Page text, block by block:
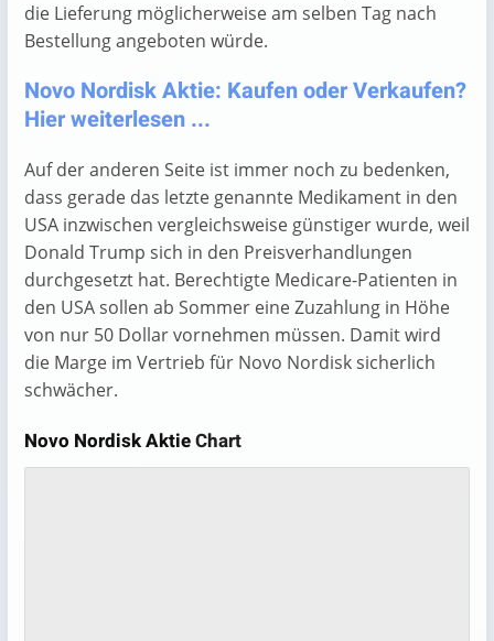
die Lieferung möglicherweise am selben Tag nach
Bestellung angeboten würde.
Novo Nordisk Aktie: Kaufen oder Verkaufen?
Hier weiterlesen ...
Auf der anderen Seite ist immer noch zu bedenken,
dass gerade das letzte genannte Medikament in den
USA inzwischen vergleichsweise günstiger wurde, weil
Donald Trump sich in den Preisverhandlungen
durchgesetzt hat. Berechtigte Medicare-Patienten in
den USA sollen ab Sommer eine Zuzahlung in Höhe
von nur 50 Dollar vornehmen müssen. Damit wird
die Marge im Vertrieb für Novo Nordisk sicherlich
schwächer.
Novo Nordisk AktieChart